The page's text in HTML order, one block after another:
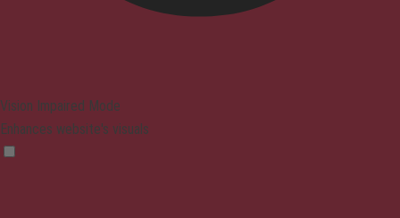
Vision Impaired Mode
Enhances website's visuals